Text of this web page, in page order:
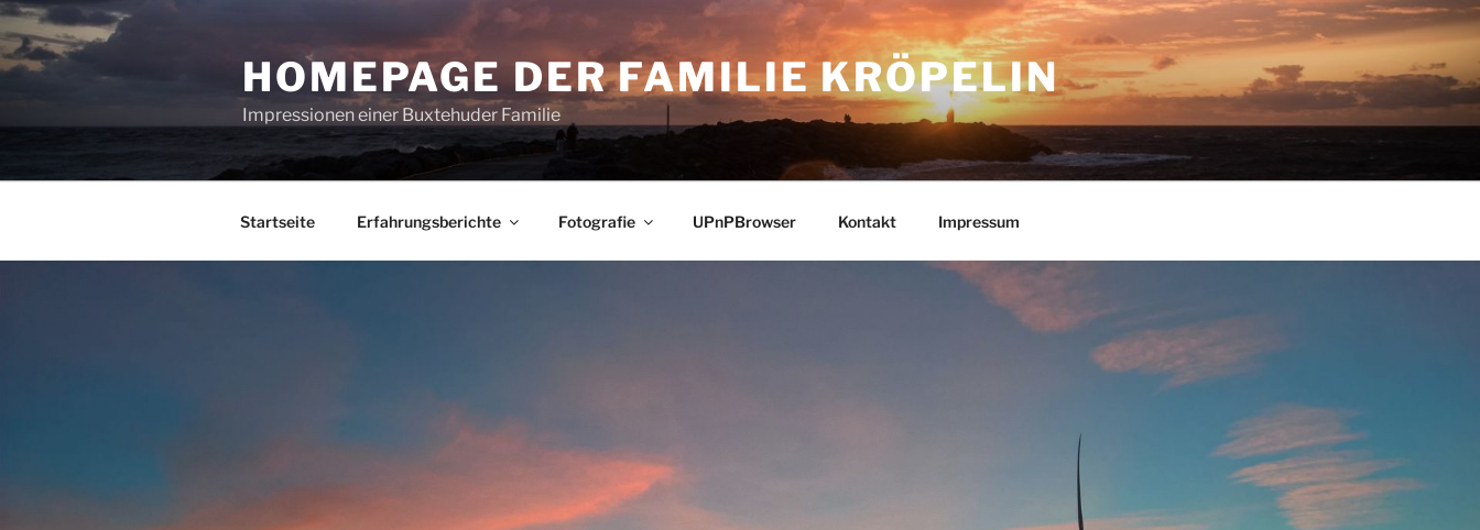
Zum
Inhalt
springen
HOMEPAGE DER FAMILIE KRÖPELIN
Impressionen einer Buxtehuder Familie
Startseite Erfahrungsberichte Fotografie UPnPBrowser Kontakt Impressum